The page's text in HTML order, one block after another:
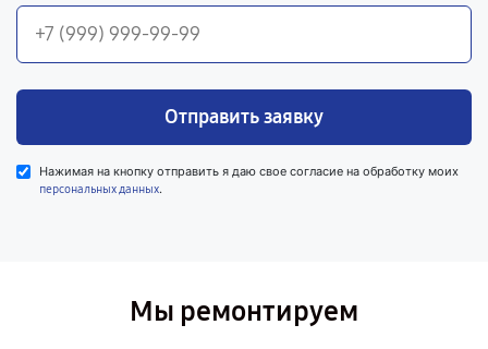
Отправить заявку
Нажимая на кнопку отправить я даю свое согласие на обработку моих
персональных данных.
Мы ремонтируем